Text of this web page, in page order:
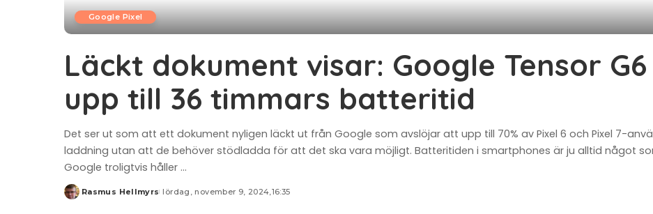
Google Pixel
Läckt dokument visar: Google Tensor
upp till 36 timmars batteritid
Det ser ut som att ett dokument nyligen läckt ut från Google som avslöjar att upp till 70% av Pixel 6 och Pixel 7-
laddning utan att de behöver stödladda för att det ska vara möjligt. Batteritiden i smartphones är ju alltid något
Google troligtvis håller ...
Posted
Rasmus Hellmyrs lördag, november 9, 2024,16:35